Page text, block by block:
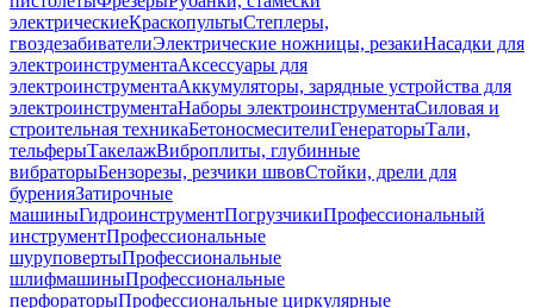
электрическиеКраскопультыСтеплеры,
гвоздезабивателиЭлектрические ножницы, резакиНасадки для
электроинструментаАксессуары для
электроинструментаАккумуляторы, зарядные устройства для
электроинструментаНаборы электроинструментаСиловая и
строительная техникаБетоносмесителиГенераторыТали,
тельферыТакелажВиброплиты, глубинные
вибраторыБензорезы, резчики швовСтойки, дрели для
буренияЗатирочные
машиныГидроинструментПогрузчикиПрофессиональный
инструментПрофессиональные
шуруповертыПрофессиональные
шлифмашиныПрофессиональные
перфораторыПрофессиональные циркулярные